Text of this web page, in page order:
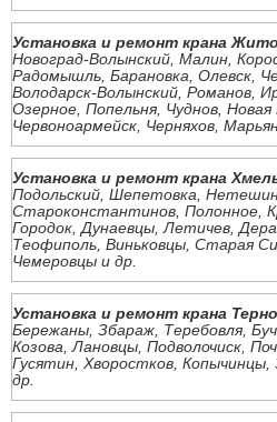
Установка и ремонт крана
Новоград-Волынский, Малин,
Радомышль, Барановка, Олевск,
Володарск-Волынский, Романов,
Озерное, Попельня, Чуднов, Новая
Червоноармейск, Черняхов,
Установка и ремонт крана
Подольский, Шепетовка,
Староконстантинов, Полонное,
Городок, Дунаевцы, Летичев,
Теофиполь, Виньковцы, Старая
Чемеровцы и др.
Установка и ремонт крана
Бережаны, Збараж, Теребовля,
Козова, Лановцы, Подволочиск,
Гусятин, Хворостков,
др.